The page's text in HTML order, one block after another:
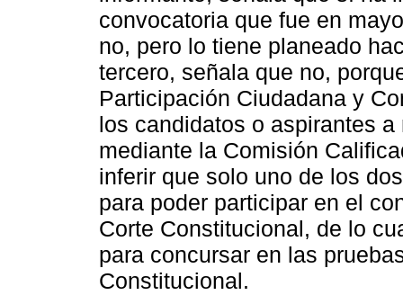
convocatoria que fue en
no, pero lo tiene planeado
tercero, señala que no,
Participación Ciudadana y
los candidatos o aspirantes
mediante la Comisión
inferir que solo uno de los
para poder participar en el
Corte Constitucional, de lo
para concursar en las
Constitucional.